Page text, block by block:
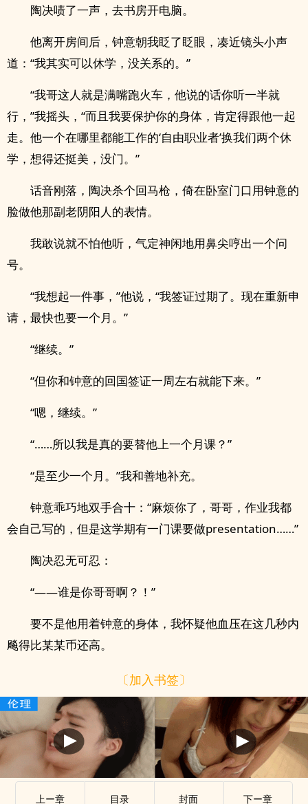
陶决啧了一声，去书房开电脑。
他离开房间后，钟意朝我眨了眨眼，凑近镜头小声
道：“我其实可以休学，没关系的。”
“我哥这人就是满嘴跑火车，他说的话你听一半就
行，”我摇头，“而且我要保护你的身体，肯定得跟他一起
走。他一个在哪里都能工作的‘自由职业者’换我们两个休
学，想得还挺美，没门。”
话音刚落，陶决杀个回马枪，倚在卧室门口用钟意的
脸做他那副老阴阳人的表情。
我敢说就不怕他听，气定神闲地用鼻尖哼出一个问
号。
“我想起一件事，”他说，“我签证过期了。现在重新申
请，最快也要一个月。”
“继续。”
“但你和钟意的回国签证一周左右就能下来。”
“嗯，继续。”
“……所以我是真的要替他上一个月课？”
“是至少一个月。”我和善地补充。
钟意乖巧地双手合十：“麻烦你了，哥哥，作业我都
会自己写的，但是这学期有一门课要做presentation……”
陶决忍无可忍：
“——谁是你哥哥啊？！”
要不是他用着钟意的身体，我怀疑他血压在这几秒内
飚得比某某币还高。
〔加入书签〕
上ー章 目录 封面 下ー章